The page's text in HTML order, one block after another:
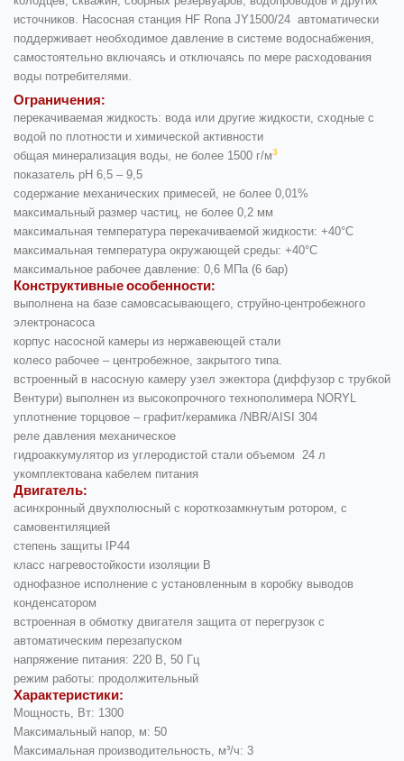
источников. Насосная станция HF Rona JY1500/24 автоматически
поддерживает необходимое давление в системе водоснабжения,
самостоятельно включаясь и отключаясь по мере расходования
воды потребителями.
Ограничения:
перекачиваемая жидкость: вода или другие жидкости, сходные с
водой по плотности и химической активности
общая минерализация воды, не более 1500 г/м3
показатель рН 6,5 – 9,5
содержание механических примесей, не более 0,01%
максимальный размер частиц, не более 0,2 мм
максимальная температура перекачиваемой жидкости: +40°С
максимальная температура окружающей среды: +40°С
максимальное рабочее давление: 0,6 МПа (6 бар)
Конструктивные особенности:
выполнена на базе самовсасывающего, струйно-центробежного
электронасоса
корпус насосной камеры из нержавеющей стали
колесо рабочее – центробежное, закрытого типа.
встроенный в насосную камеру узел эжектора (диффузор с трубкой
Вентури) выполнен из высокопрочного технополимера NORYL
уплотнение торцовое – графит/керамика /NBR/AISI 304
реле давления механическое
гидроаккумулятор из углеродистой стали объемом 24 л
укомплектована кабелем питания
Двигатель:
асинхронный двухполюсный с короткозамкнутым ротором, с
самовентиляцией
степень защиты IP44
класс нагревостойкости изоляции В
однофазное исполнение с установленным в коробку выводов
конденсатором
встроенная в обмотку двигателя защита от перегрузок с
автоматическим перезапуском
напряжение питания: 220 В, 50 Гц
режим работы: продолжительный
Характеристики:
Мощность, Вт: 1300
Максимальный напор, м: 50
Максимальная производительность, м³/ч: 3